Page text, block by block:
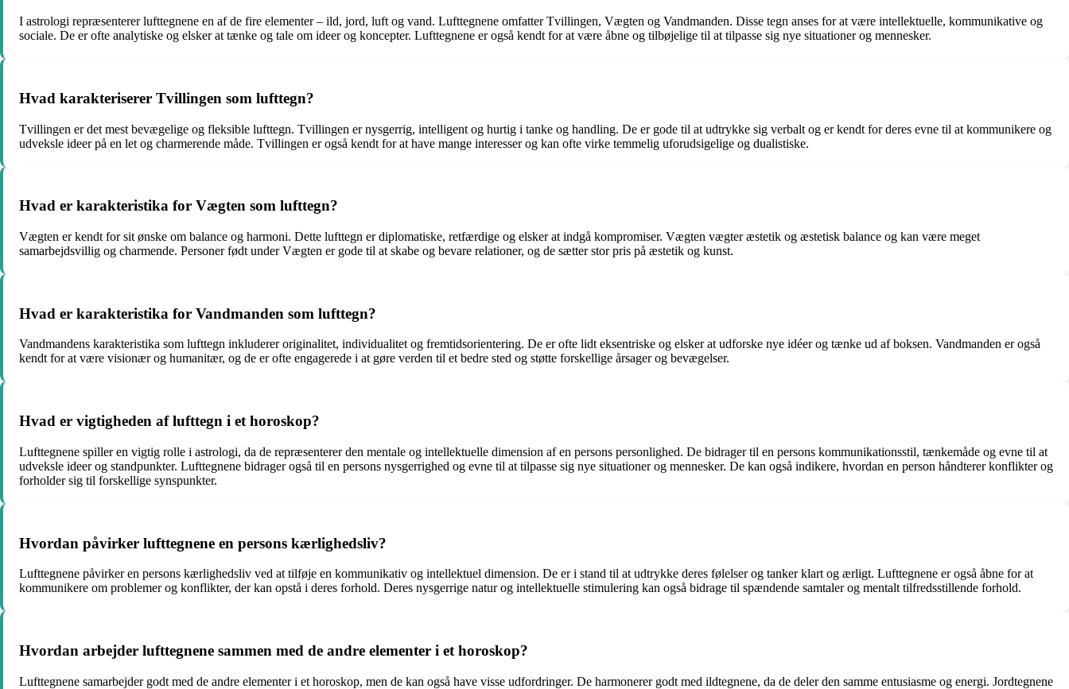
I astrologi repræsenterer lufttegnene en af de fire elementer – ild, jord, luft og vand. Lufttegnene omfatter Tvillingen, Vægten og Vandmanden. Disse tegn anses for at være intellektuelle, kommunikative og
sociale. De er ofte analytiske og elsker at tænke og tale om ideer og koncepter. Lufttegnene er også kendt for at være åbne og tilbøjelige til at tilpasse sig nye situationer og mennesker.
Hvad karakteriserer Tvillingen som lufttegn?
Tvillingen er det mest bevægelige og fleksible lufttegn. Tvillingen er nysgerrig, intelligent og hurtig i tanke og handling. De er gode til at udtrykke sig verbalt og er kendt for deres evne til at kommunikere og
udveksle ideer på en let og charmerende måde. Tvillingen er også kendt for at have mange interesser og kan ofte virke temmelig uforudsigelige og dualistiske.
Hvad er karakteristika for Vægten som lufttegn?
Vægten er kendt for sit ønske om balance og harmoni. Dette lufttegn er diplomatiske, retfærdige og elsker at indgå kompromiser. Vægten vægter æstetik og æstetisk balance og kan være meget
samarbejdsvillig og charmende. Personer født under Vægten er gode til at skabe og bevare relationer, og de sætter stor pris på æstetik og kunst.
Hvad er karakteristika for Vandmanden som lufttegn?
Vandmandens karakteristika som lufttegn inkluderer originalitet, individualitet og fremtidsorientering. De er ofte lidt eksentriske og elsker at udforske nye idéer og tænke ud af boksen. Vandmanden er også
kendt for at være visionær og humanitær, og de er ofte engagerede i at gøre verden til et bedre sted og støtte forskellige årsager og bevægelser.
Hvad er vigtigheden af lufttegn i et horoskop?
Lufttegnene spiller en vigtig rolle i astrologi, da de repræsenterer den mentale og intellektuelle dimension af en persons personlighed. De bidrager til en persons kommunikationsstil, tænkemåde og evne til at
udveksle ideer og standpunkter. Lufttegnene bidrager også til en persons nysgerrighed og evne til at tilpasse sig nye situationer og mennesker. De kan også indikere, hvordan en person håndterer konflikter og
forholder sig til forskellige synspunkter.
Hvordan påvirker lufttegnene en persons kærlighedsliv?
Lufttegnene påvirker en persons kærlighedsliv ved at tilføje en kommunikativ og intellektuel dimension. De er i stand til at udtrykke deres følelser og tanker klart og ærligt. Lufttegnene er også åbne for at
kommunikere om problemer og konflikter, der kan opstå i deres forhold. Deres nysgerrige natur og intellektuelle stimulering kan også bidrage til spændende samtaler og mentalt tilfredsstillende forhold.
Hvordan arbejder lufttegnene sammen med de andre elementer i et horoskop?
Lufttegnene samarbejder godt med de andre elementer i et horoskop, men de kan også have visse udfordringer. De harmonerer godt med ildtegnene, da de deler den samme entusiasme og energi. Jordtegnene